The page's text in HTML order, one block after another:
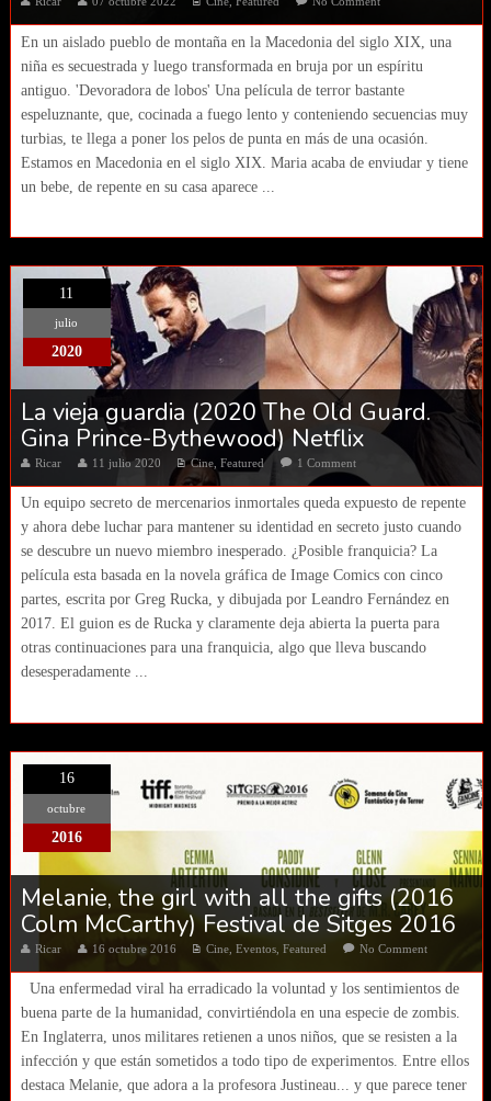
En un aislado pueblo de montaña en la Macedonia del siglo XIX, una
niña es secuestrada y luego transformada en bruja por un espíritu
antiguo. 'Devoradora de lobos' Una película de terror bastante
espeluznante, que, cocinada a fuego lento y conteniendo secuencias muy
turbias, te llega a poner los pelos de punta en más de una ocasión.
Estamos en Macedonia en el siglo XIX. Maria acaba de enviudar y tiene
un bebe, de repente en su casa aparece ...
11
julio
2020
La vieja guardia (2020 The Old Guard.
Gina Prince-Bythewood) Netflix
Ricar 11 julio 2020 Cine, Featured 1 Comment
Un equipo secreto de mercenarios inmortales queda expuesto de repente
y ahora debe luchar para mantener su identidad en secreto justo cuando
se descubre un nuevo miembro inesperado. ¿Posible franquicia? La
película esta basada en la novela gráfica de Image Comics con cinco
partes, escrita por Greg Rucka, y dibujada por Leandro Fernández en
2017. El guion es de Rucka y claramente deja abierta la puerta para
otras continuaciones para una franquicia, algo que lleva buscando
desesperadamente ...
16
octubre
2016
Melanie, the girl with all the gifts (2016
Colm McCarthy) Festival de Sitges 2016
Ricar 16 octubre 2016 Cine, Eventos, Featured No Comment
Una enfermedad viral ha erradicado la voluntad y los sentimientos de
buena parte de la humanidad, convirtiéndola en una especie de zombis.
En Inglaterra, unos militares retienen a unos niños, que se resisten a la
infección y que están sometidos a todo tipo de experimentos. Entre ellos
destaca Melanie, que adora a la profesora Justineau... y que parece tener